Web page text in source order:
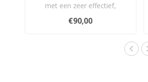
met een zeer effectief,
geavanceerd ventilatiebehee..
€90,00